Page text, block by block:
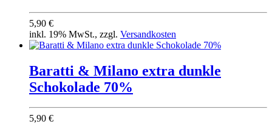
5,90 €
inkl. 19% MwSt., zzgl. Versandkosten
Baratti & Milano extra dunkle
Schokolade 70%
5,90 €